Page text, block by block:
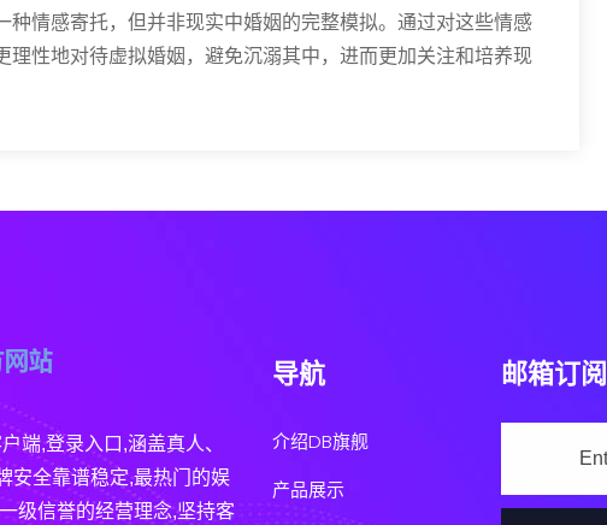
种情感寄托，但并非现实中婚姻的完整模拟。通过对这些情感
理性地对待虚拟婚姻，避免沉溺其中，进而更加关注和培养现
端,登录入口,涵盖真人、
安全靠谱稳定,最热门的娱
级信誉的经营理念,坚持客
导航
介绍DB旗舰
产品展示
邮箱订阅